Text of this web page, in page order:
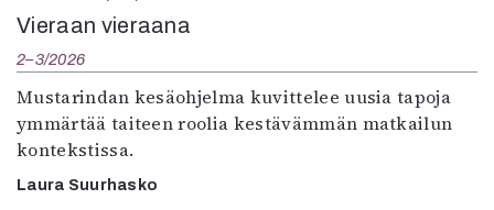
Vieraan vieraana
2–3/2026
Mustarindan kesäohjelma kuvittelee uusia tapoja
ymmärtää taiteen roolia kestävämmän matkailun
kontekstissa.
Laura Suurhasko